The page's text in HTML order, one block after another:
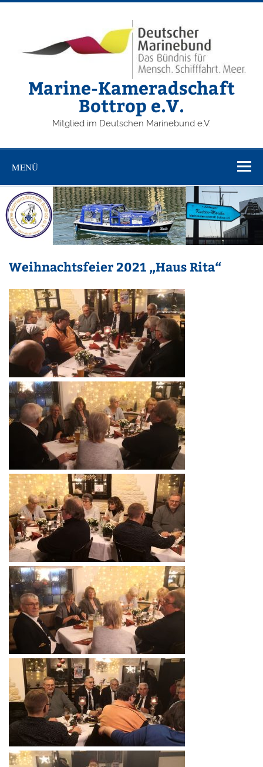
Zum
Marine-Kameradschaft
Bottrop e.V.
Mitglied im Deutschen Marinebund e.V.
MENÜ
Weihnachtsfeier 2021 „Haus Rita“